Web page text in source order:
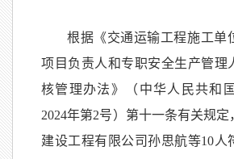
根据《交通运输工程施工单
项目负责人和专职安全生产管理
核管理办法》（中华人民共和
2024年第2号）第十一条有关规
建设工程有限公司孙思航等10人